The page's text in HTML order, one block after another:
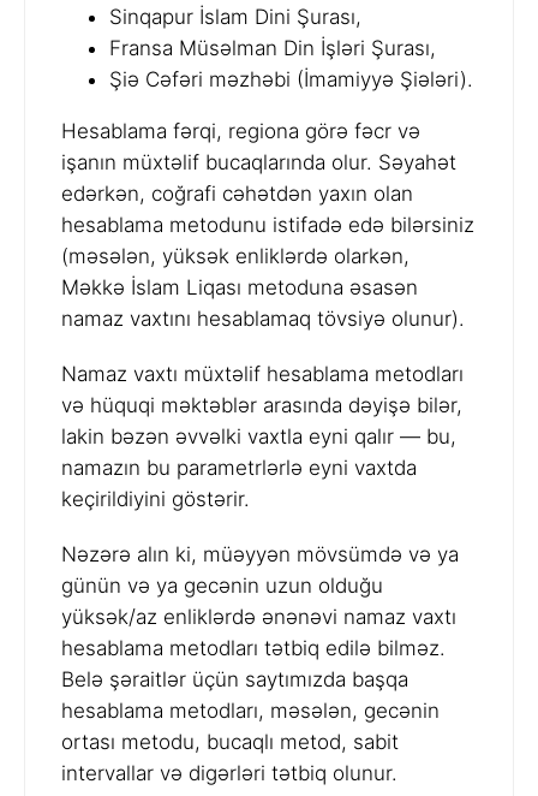
Sinqapur İslam Dini Şurası,
Fransa Müsəlman Din İşləri Şurası,
Şiə Cəfəri məzhəbi (İmamiyyə Şiələri).
Hesablama fərqi, regiona görə fəcr və
işanın müxtəlif bucaqlarında olur. Səyahət
edərkən, coğrafi cəhətdən yaxın olan
hesablama metodunu istifadə edə bilərsiniz
(məsələn, yüksək enliklərdə olarkən,
Məkkə İslam Liqası metoduna əsasən
namaz vaxtını hesablamaq tövsiyə olunur).
Namaz vaxtı müxtəlif hesablama metodları
və hüquqi məktəblər arasında dəyişə bilər,
lakin bəzən əvvəlki vaxtla eyni qalır — bu,
namazın bu parametrlərlə eyni vaxtda
keçirildiyini göstərir.
Nəzərə alın ki, müəyyən mövsümdə və ya
günün və ya gecənin uzun olduğu
yüksək/az enliklərdə ənənəvi namaz vaxtı
hesablama metodları tətbiq edilə bilməz.
Belə şəraitlər üçün saytımızda başqa
hesablama metodları, məsələn, gecənin
ortası metodu, bucaqlı metod, sabit
intervallar və digərləri tətbiq olunur.